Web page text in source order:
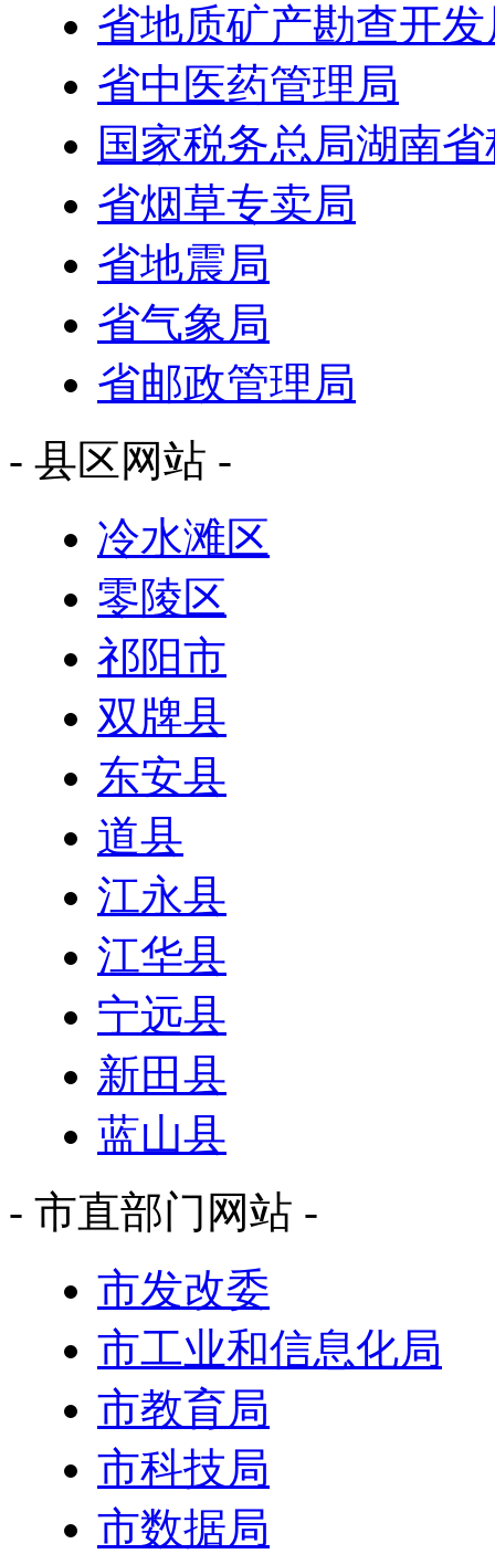
省地质矿产勘查开发
省中医药管理局
国家税务总局湖南
省烟草专卖局
省地震局
省气象局
省邮政管理局
- 县区网站 -
冷水滩区
零陵区
祁阳市
双牌县
东安县
道县
江永县
江华县
宁远县
新田县
蓝山县
- 市直部门网站 -
市发改委
市工业和信息化局
市教育局
市科技局
市数据局